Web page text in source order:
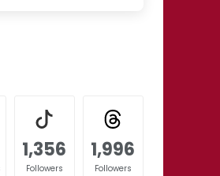
1,356
Followers
1,996
Followers